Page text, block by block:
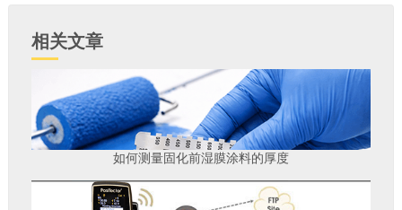
相关文章
如何测量固化前湿膜涂料的厚度